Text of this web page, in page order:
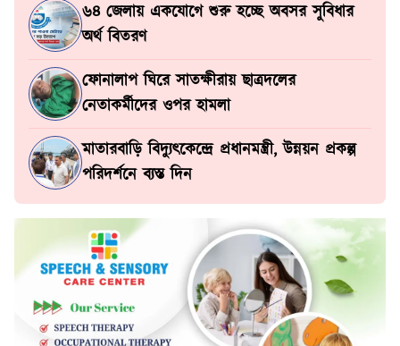
৬৪ জেলায় একযোগে শুরু হচ্ছে অবসর সুবিধার
অর্থ বিতরণ
ফোনালাপ ঘিরে সাতক্ষীরায় ছাত্রদলের
নেতাকর্মীদের ওপর হামলা
মাতারবাড়ি বিদ্যুৎকেন্দ্রে প্রধানমন্ত্রী, উন্নয়ন প্রকল্প
পরিদর্শনে ব্যস্ত দিন